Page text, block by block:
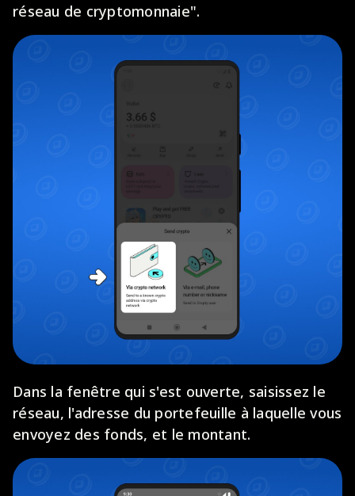
réseau de cryptomonnaie".
Dans la fenêtre qui s'est ouverte, saisissez le
réseau, l'adresse du portefeuille à laquelle vous
envoyez des fonds, et le montant.